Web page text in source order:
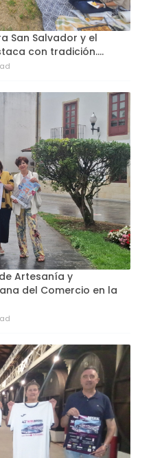
San Salvador y el
con tradición....
Artesanía y
del Comercio en la